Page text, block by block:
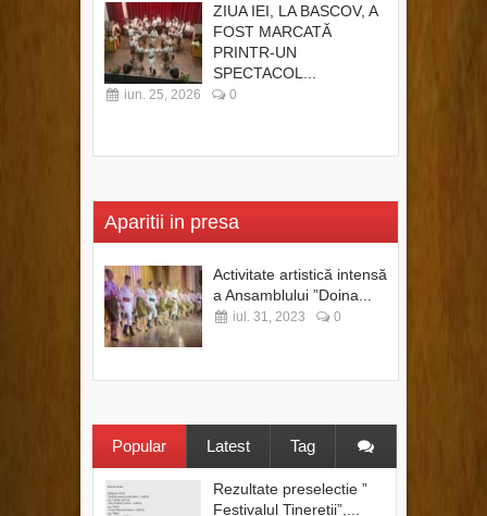
ZIUA IEI, LA BASCOV, A
FOST MARCATĂ
PRINTR-UN
SPECTACOL...
iun. 25, 2026 0
Aparitii in presa
Activitate artistică intensă
a Ansamblului ”Doina...
iul. 31, 2023 0
Popular Latest Tag
Rezultate preselectie ”
Festivalul Tineretii”,...